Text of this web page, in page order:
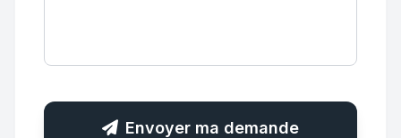
Envoyer ma demande